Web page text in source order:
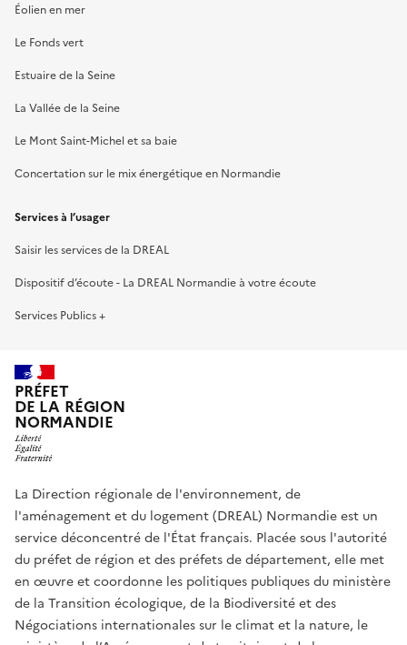
Éolien en mer
Le Fonds vert
Estuaire de la Seine
La Vallée de la Seine
Le Mont Saint-Michel et sa baie
Concertation sur le mix énergétique en Normandie
Services à l’usager
Saisir les services de la DREAL
Dispositif d’écoute - La DREAL Normandie à votre écoute
Services Publics +
PRÉFET
DE LA RÉGION
NORMANDIE
La Direction régionale de l'environnement, de
l'aménagement et du logement (DREAL) Normandie est un
service déconcentré de l'État français. Placée sous l'autorité
du préfet de région et des préfets de département, elle met
en œuvre et coordonne les politiques publiques du ministère
de la Transition écologique, de la Biodiversité et des
Négociations internationales sur le climat et la nature, le